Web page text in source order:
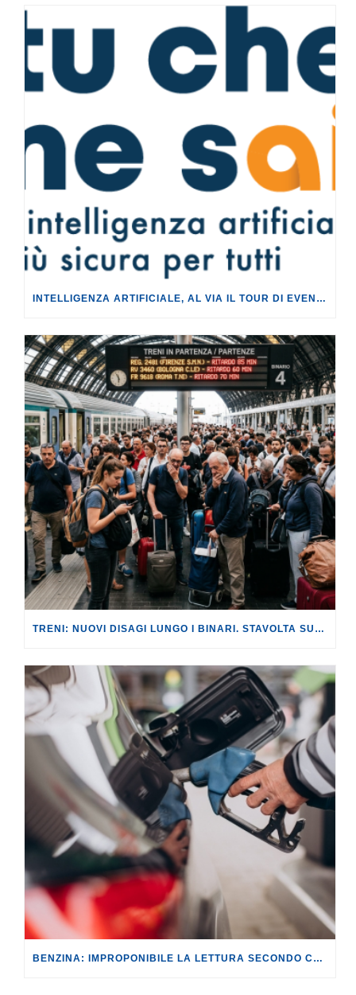
INTELLIGENZA ARTIFICIALE, AL VIA IL TOUR DI EVENTI DEL PROGETTO TU CHE NE SAI?
TRENI: NUOVI DISAGI LUNGO I BINARI. STAVOLTA SULLA LINEA AV ROMA-NAPOLI, CON RITARDI FINO A 180 MINUTI.
BENZINA: IMPROPONIBILE LA LETTURA SECONDO CUI PROROGARE IL TAGLIO DELLE ACCISE SIGNIFICA TASSARE TUTTI I CITTADINI.